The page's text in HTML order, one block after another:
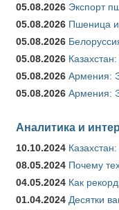
05.08.2026 Экспорт
05.08.2026 Пшеница
05.08.2026
05.08.2026
05.08.2026 Армения:
05.08.2026 Армения:
Аналитика и
10.10.2024
08.05.2024 Почему
04.05.2024 Как
01.04.2024 Десятки